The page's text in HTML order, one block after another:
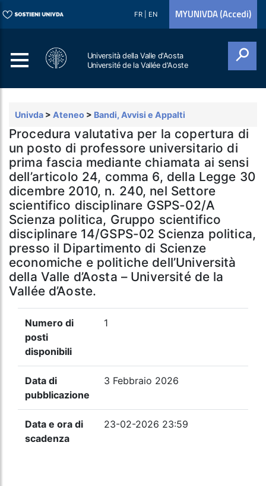
FR EN MYUNIVDA (Accedi)
Università della Valle d'Aosta
Université de la Vallée d'Aoste
Univda > Ateneo > Bandi, Avvisi e Appalti
Procedura valutativa per la copertura di
un posto di professore universitario di
prima fascia mediante chiamata ai sensi
dell’articolo 24, comma 6, della Legge 30
dicembre 2010, n. 240, nel Settore
scientifico disciplinare GSPS-02/A
Scienza politica, Gruppo scientifico
disciplinare 14/GSPS-02 Scienza politica,
presso il Dipartimento di Scienze
economiche e politiche dell’Università
della Valle d’Aosta – Université de la
Vallée d’Aoste.
Numero di
posti
disponibili
1
Data di
pubblicazione
3 Febbraio 2026
Data e ora di
scadenza
23-02-2026 23:59